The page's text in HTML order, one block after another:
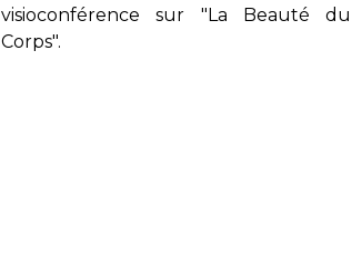
visioconférence sur "La Beauté du
Corps".